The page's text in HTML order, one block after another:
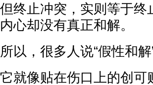
但终止冲突，实则等于
内心却没有真正和解。
所以，很多人说“假性和
它就像贴在伤口上的创